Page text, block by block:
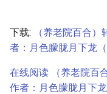
下载:
（养老院百合
者：月色朦胧月下龙
在线阅读 （养老院百
作者：月色朦胧月下